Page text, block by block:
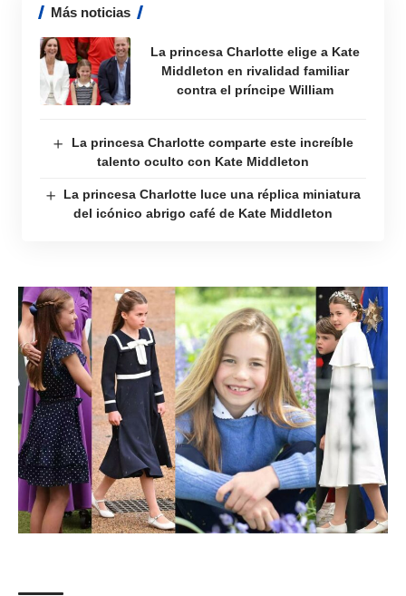
Más noticias
La princesa Charlotte elige a Kate
Middleton en rivalidad familiar
contra el príncipe William
La princesa Charlotte comparte este increíble
talento oculto con Kate Middleton
La princesa Charlotte luce una réplica miniatura
del icónico abrigo café de Kate Middleton